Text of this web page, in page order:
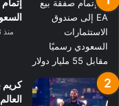
منذ 8 ساعات
كريم
العالم